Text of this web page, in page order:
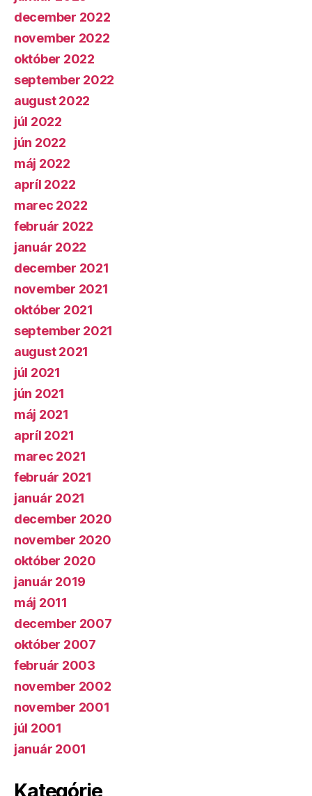
december 2022
november 2022
október 2022
september 2022
august 2022
júl 2022
jún 2022
máj 2022
apríl 2022
marec 2022
február 2022
január 2022
december 2021
november 2021
október 2021
september 2021
august 2021
júl 2021
jún 2021
máj 2021
apríl 2021
marec 2021
február 2021
január 2021
december 2020
november 2020
október 2020
január 2019
máj 2011
december 2007
október 2007
február 2003
november 2002
november 2001
júl 2001
január 2001
Kategórie